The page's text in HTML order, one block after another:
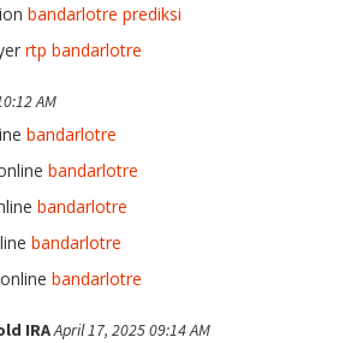
bandarlotre prediksi
rtp bandarlotre
AM
bandarlotre
bandarlotre
bandarlotre
bandarlotre
bandarlotre
IRAApril 17, 2025 09:14 AM